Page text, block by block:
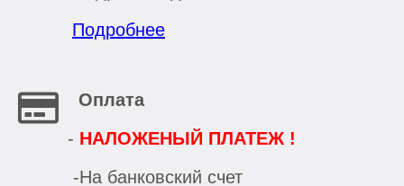
Подробнее
Оплата
- НАЛОЖЕНЫЙ ПЛАТЕЖ !
-На банковский счет